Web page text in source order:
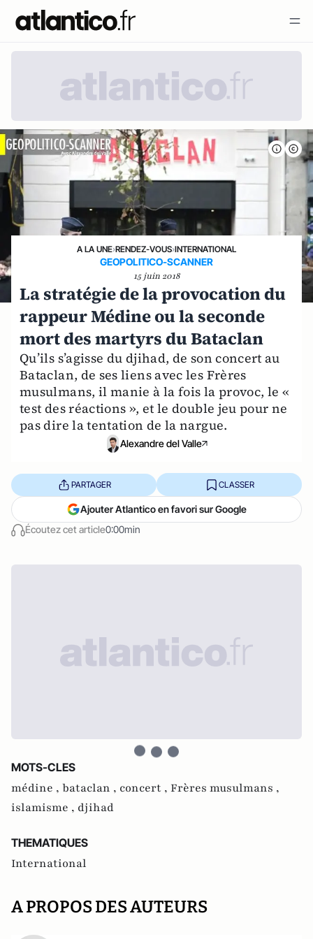
A LA UNE›RENDEZ-VOUS›INTERNATIONAL
GEOPOLITICO-SCANNER
15 juin 2018
La stratégie de la provocation du
rappeur Médine ou la seconde
mort des martyrs du Bataclan
Qu’ils s’agisse du djihad, de son concert au
Bataclan, de ses liens avec les Frères
musulmans, il manie à la fois la provoc, le «
test des réactions », et le double jeu pour ne
pas dire la tentation de la nargue.
Alexandre del Valle
Écoutez cet article0:00min
PARTAGER CLASSER
Ajouter Atlantico en favori sur Google
MOTS-CLES
médine , bataclan , concert , Frères musulmans ,
islamisme , djihad
THEMATIQUES
International
A PROPOS DES AUTEURS